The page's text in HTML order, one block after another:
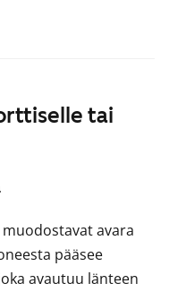
tai
avara
pääsee
avautuu länteen